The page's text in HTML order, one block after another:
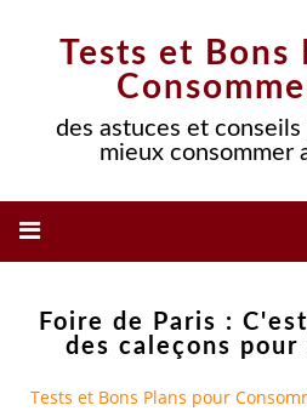
Tests et Bons
des astuces et
mieux consommer
Foire de Paris :
des caleçons
Tests et Bons Plans pour